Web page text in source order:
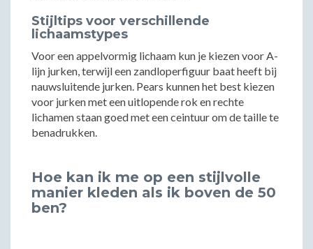
Stijltips voor verschillende
lichaamstypes
Voor een appelvormig lichaam kun je kiezen voor A-
lijn jurken, terwijl een zandloperfiguur baat heeft bij
nauwsluitende jurken. Pears kunnen het best kiezen
voor jurken met een uitlopende rok en rechte
lichamen staan goed met een ceintuur om de taille te
benadrukken.
Hoe kan ik me op een stijlvolle
manier kleden als ik boven de 50
ben?